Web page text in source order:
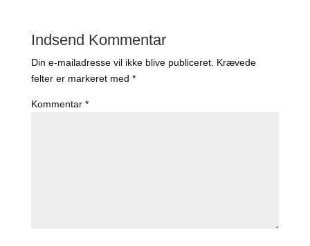
Indsend Kommentar
Din e-mailadresse vil ikke blive publiceret. Krævede
felter er markeret med *
Kommentar *